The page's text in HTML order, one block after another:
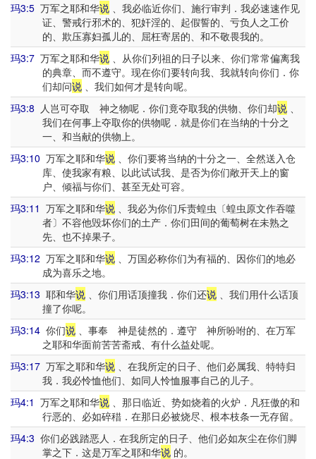
玛3:5 万军之耶和华说 、我必临近你们、施行审判．我必速速作见
证、警戒行邪术的、犯奸淫的、起假誓的、亏负人之工价
的、欺压寡妇孤儿的、屈枉寄居的、和不敬畏我的。
玛3:7 万军之耶和华说 、从你们列祖的日子以来、你们常常偏离我
的典章、而不遵守。现在你们要转向我、我就转向你们．你
们却问说、我们如何才是转向呢。
玛3:8 人岂可夺取 神之物呢．你们竟夺取我的供物、你们却说 、
我们在何事上夺取你的供物呢．就是你们在当纳的十分之
一、和当献的供物上。
玛3:10 万军之耶和华说 、你们要将当纳的十分之一、全然送入仓
库、使我家有粮、以此试试我、是否为你们敞开天上的窗
户、倾福与你们、甚至无处可容。
玛3:11 万军之耶和华说 、我必为你们斥责蝗虫〔蝗虫原文作吞噬
者〕不容他毁坏你们的土产．你们田间的葡萄树在未熟之
先、也不掉果子。
玛3:12 万军之耶和华说 、万国必称你们为有福的、因你们的地必
成为喜乐之地。
玛3:13 耶和华说 、你们用话顶撞我．你们还说 、我们用什么话顶
撞了你呢。
玛3:14 你们说 、事奉 神是徒然的．遵守 神所吩咐的、在万军
之耶和华面前苦苦斋戒、有什么益处呢。
玛3:17 万军之耶和华说 、在我所定的日子、他们必属我、特特归
我．我必怜恤他们、如同人怜恤服事自己的儿子。
玛4:1 万军之耶和华说 、那日临近、势如烧着的火炉．凡狂傲的和
行恶的、必如碎稓．在那日必被烧尽、根本枝条一无存留。
玛4:3 你们必践踏恶人．在我所定的日子、他们必如灰尘在你们脚
掌之下．这是万军之耶和华说的。